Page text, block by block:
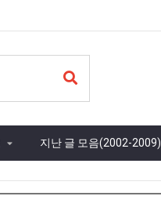
지난 글 모음(2002-2009)